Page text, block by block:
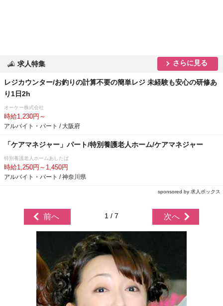
求人特集 さらに見る
レジカウンター/お釣りの計算不要の簡単レジ 未経験も安心の研修あ
り1日2h
オーケー株式会社
時給1,230円～
アルバイト・パート / 大阪府
「ケアマネジャー」パート/特別養護老人ホーム/ケアマネジャー
特別養護老人ホームあしたば
時給1,250円～1,450円
アルバイト・パート / 神奈川県
sponsored by 求人ボックス
前へ 1 / 7 次へ